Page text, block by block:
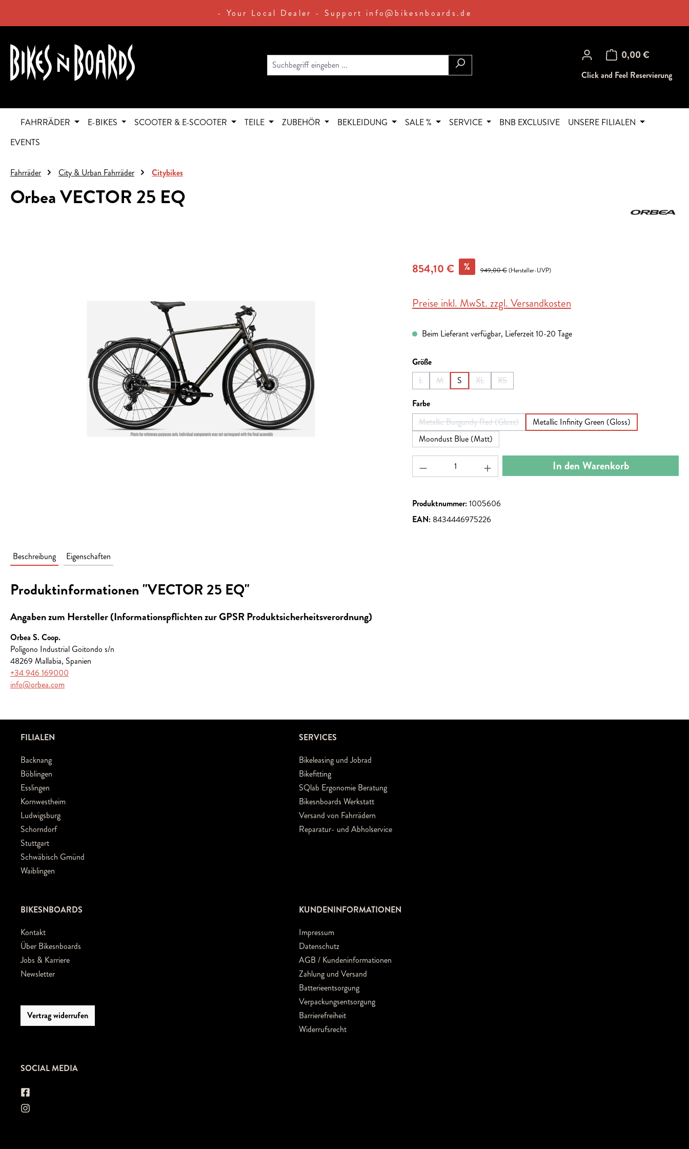
- Your Local Dealer - Support info@bikesnboards.de
0,00 €
Warenkorb enthält 0
Click and Feel Reservierung
FAHRRÄDER E-BIKES SCOOTER & E-SCOOTER TEILE ZUBEHÖR BEKLEIDUNG SALE % SERVICE BNB EXCLUSIVE
UNSERE FILIALEN
EVENTS
Fahrräder City & Urban Fahrräder Citybikes
Orbea VECTOR 25 EQ
854,10 € % 949,00 €(Hersteller-UVP)
Preise inkl. MwSt. zzgl. Versandkosten
Beim Lieferant verfügbar, Lieferzeit 10-20 Tage
Größeauswählen
L
(Diese Option ist zurzeit nicht verfügbar.)
M
(Diese Option ist zurzeit nicht verfügbar.)
S XL
(Diese Option ist zurzeit nicht verfügbar.)
XS
(Diese Option ist zurzeit nicht verfügbar.)
Farbeauswählen
Metallic Burgundy Red (Gloss)
(Diese Option ist zurzeit nicht verfügbar.)
Metallic Infinity Green (Gloss)
Moondust Blue (Matt)
Produkt Anzahl: Gib den gewünschten Wert ein oder
In den Warenkorb
Produktnummer:1005606
EAN: 8434446975226
Beschreibung Eigenschaften
Produktinformationen "VECTOR 25 EQ"
Angaben zum Hersteller (Informationspflichten zur GPSR Produktsicherheitsverordnung)
Orbea S. Coop.
Polígono Industrial Goitondo s/n
48269 Mallabia, Spanien
+34 946 169000
info@orbea.com
FILIALEN
Backnang
Böblingen
Esslingen
Kornwestheim
Ludwigsburg
Schorndorf
Stuttgart
Schwäbisch Gmünd
Waiblingen
SERVICES
Bikeleasing und Jobrad
Bikefitting
SQlab Ergonomie Beratung
Bikesnboards Werkstatt
Versand von Fahrrädern
Reparatur- und Abholservice
BIKESNBOARDS
Kontakt
Über Bikesnboards
Jobs & Karriere
Newsletter
Vertrag widerrufen
KUNDENINFORMATIONEN
Impressum
Datenschutz
AGB / Kundeninformationen
Zahlung und Versand
Batterieentsorgung
Verpackungsentsorgung
Barrierefreiheit
Widerrufsrecht
SOCIAL MEDIA